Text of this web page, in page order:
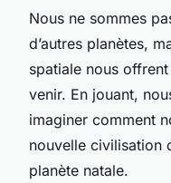
Nous ne sommes
d’autres planètes,
spatiale nous
venir. En jouant,
imaginer comment
nouvelle civilisation
planète natale.